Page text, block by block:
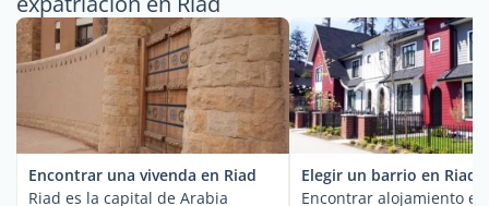
Encontrar una vivenda en Riad
Riad es la capital de Arabia
Elegir un barrio en Riad
Encontrar alojamiento